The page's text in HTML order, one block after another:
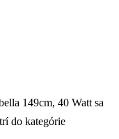
149cm, 40 Watt sa
do kategórie